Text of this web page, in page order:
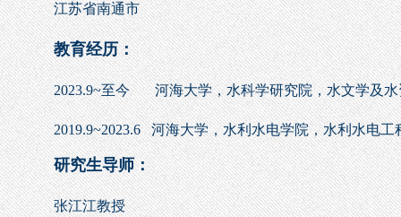
江苏省南通市
教育经历：
2023.9~至今河海大学，水科学研究院，水文学及
2019.9~2023.6 河海大学，水利水电学院，水利水电工
研究生导师：
张江江教授